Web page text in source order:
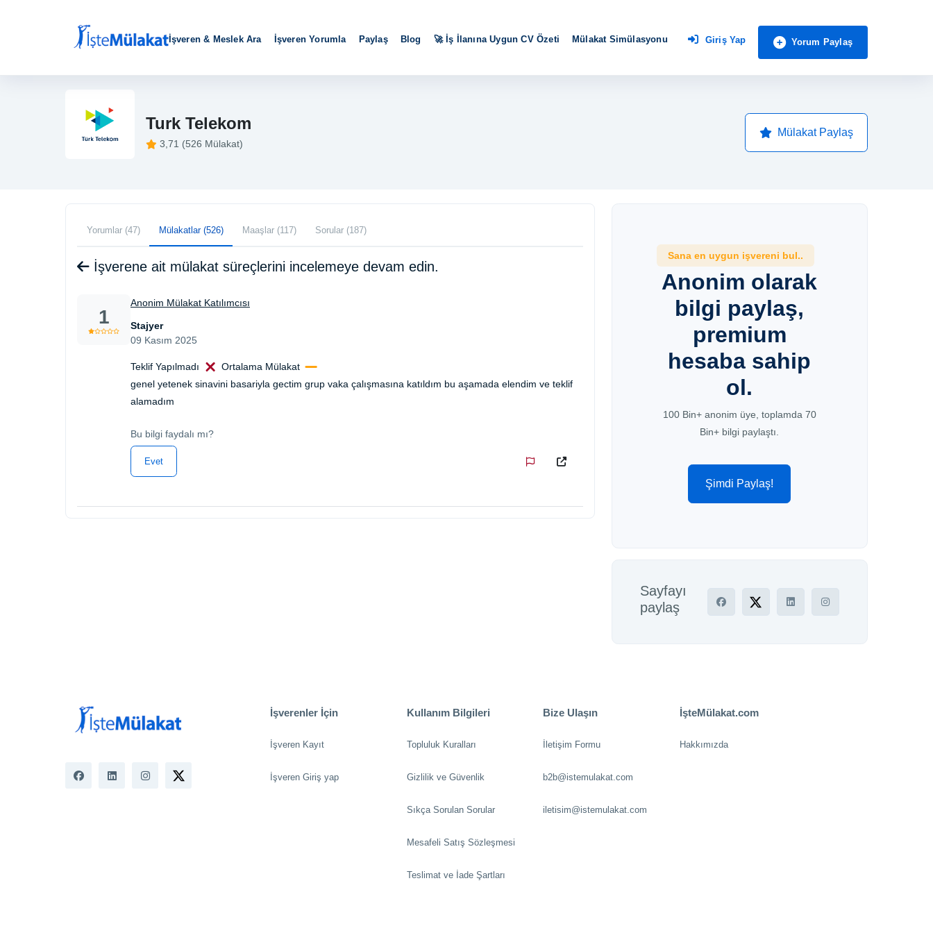
İşveren & Meslek Ara İşveren Yorumla Paylaş Blog 🚀 İş İlanına Uygun CV Özeti Mülakat Simülasyonu Giriş Yap Yorum Paylaş
Turk Telekom
3,71 (526 Mülakat)
Mülakat Paylaş
Yorumlar (47) Mülakatlar (526) Maaşlar (117) Sorular (187)
İşverene ait mülakat süreçlerini incelemeye devam edin.
1
Anonim Mülakat Katılımcısı
Stajyer
09 Kasım 2025
Teklif Yapılmadı
Ortalama Mülakat
genel yetenek sinavini basariyla gectim grup vaka çalışmasına katıldım bu aşamada elendim ve teklif
alamadım
Bu bilgi faydalı mı?
Evet
Sana en uygun işvereni bul..
Anonim olarak
bilgi paylaş,
premium
hesaba sahip
ol.
100 Bin+ anonim üye, toplamda 70
Bin+ bilgi paylaştı.
Şimdi Paylaş!
Sayfayı
paylaş
İşverenler İçin
İşveren Kayıt
İşveren Giriş yap
Kullanım Bilgileri
Topluluk Kuralları
Gizlilik ve Güvenlik
Sıkça Sorulan Sorular
Mesafeli Satış Sözleşmesi
Teslimat ve İade Şartları
Bize Ulaşın
İletişim Formu
b2b@istemulakat.com
iletisim@istemulakat.com
İşteMülakat.com
Hakkımızda